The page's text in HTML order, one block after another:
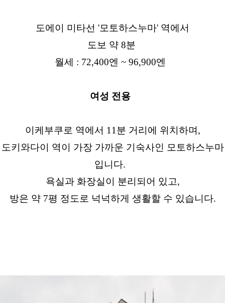
도에이 미타선 '모토하스누마' 역에서
도보 약 8분
월세 : 72,400엔 ~ 96,900엔
여성 전용
이케부쿠로 역에서 11분 거리에 위치하며,
도키와다이 역이 가장 가까운 기숙사인 모토하스누마
입니다.
욕실과 화장실이 분리되어 있고,
방은 약 7평 정도로 넉넉하게 생활할 수 있습니다.